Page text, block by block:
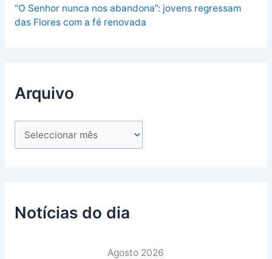
“O Senhor nunca nos abandona”: jovens regressam
das Flores com a fé renovada
Arquivo
Notícias do dia
Agosto 2026